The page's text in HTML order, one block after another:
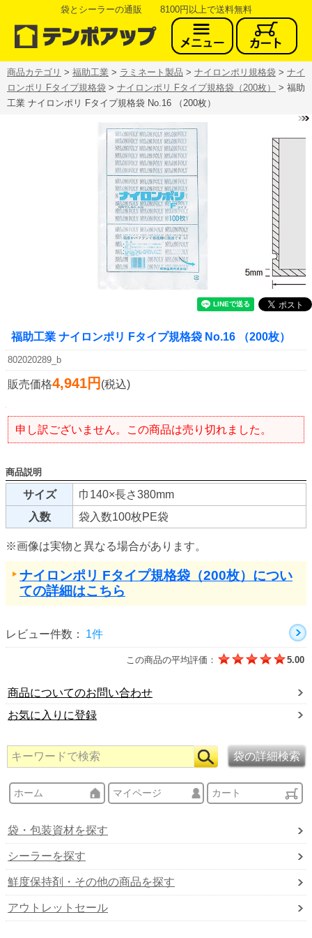
袋とシーラーの通販 8100円以上で送料無料
商品カテゴリ > 福助工業 > ラミネート製品 > ナイロンポリ規格袋 > ナイ
ロンポリ Fタイプ規格袋 > ナイロンポリ Fタイプ規格袋（200枚）
> 福助
工業 ナイロンポリ Fタイプ規格袋 No.16 （200枚）
福助工業 ナイロンポリ Fタイプ規格袋 No.16 （200枚）
802020289_b
販売価格4,941円 (税込)
申し訳ございません。この商品は売り切れました。
商品説明
サイズ
巾140×長さ380mm
入数
袋入数100枚PE袋
※画像は実物と異なる場合があります。
ナイロンポリ Fタイプ規格袋（200枚）につい
ての詳細はこちら
レビュー件数： 1件
この商品の平均評価： 5.00
商品についてのお問い合わせ
お気に入りに登録
ホーム マイページ カート
袋・包装資材を探す
シーラーを探す
鮮度保持剤・その他の商品を探す
アウトレットセール